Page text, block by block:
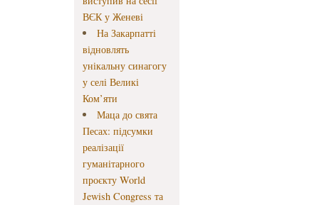
ВЄК у Женеві
На Закарпатті
відновлять
унікальну синагогу
у селі Великі
Ком’яти
Маца до свята
Песах: підсумки
реалізації
гуманітарного
проєкту World
Jewish Congress та